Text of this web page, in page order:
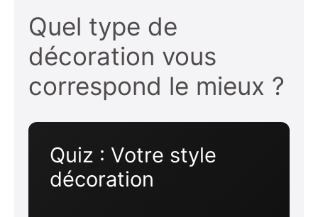
Quel type de
décoration vous
correspond le mieux ?
Quiz : Votre style
décoration